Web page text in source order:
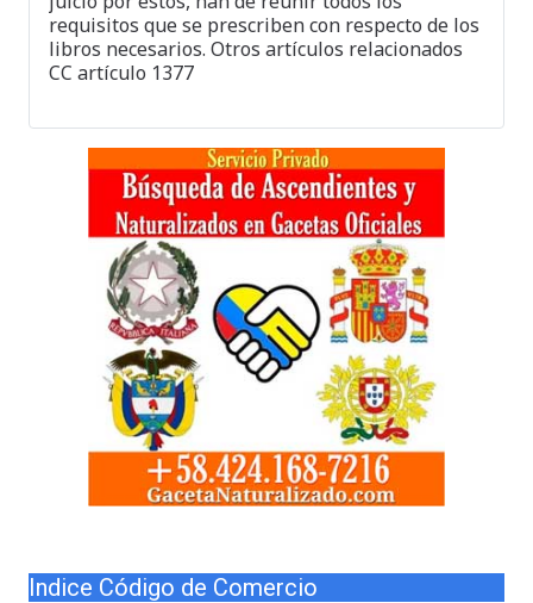
requisitos que se prescriben con respecto de los
libros necesarios. Otros artículos relacionados
CC artículo 1377
Indice Código de Comercio